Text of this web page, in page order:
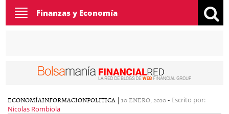
Toggle
navigation
Finanzas y Economía
ECONOMÍAINFORMACIONPOLITICA | 10 ENERO, 2010- Escrito por:
Nicolas Rombiola